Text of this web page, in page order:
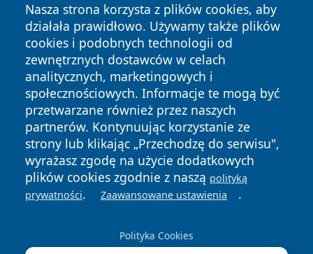
Nasza strona korzysta z plików cookies, aby
działała prawidłowo. Używamy także plików
cookies i podobnych technologii od
zewnętrznych dostawców w celach
analitycznych, marketingowych i
społecznościowych. Informacje te mogą być
przetwarzane również przez naszych
partnerów. Kontynuując korzystanie ze
strony lub klikając „Przechodzę do serwisu",
wyrażasz zgodę na użycie dodatkowych
plików cookies zgodnie z naszą polityką
prywatności. Zaawansowane ustawienia .
Polityka Cookies
Copyright © 2026 wostrowcu.pl Wszystkie prawa zastrzeżone.
News Autorzy
Polityka
Prywatności
Polityka
Cookies